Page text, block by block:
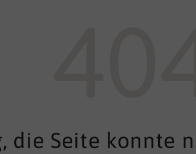
die Seite konnte